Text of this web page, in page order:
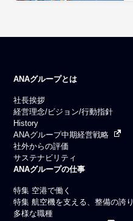
ANAグループとは
社長挨拶
経営理念/ビジョン/行動指針
History
ANAグループ中期経営戦略
社外からの評価
サステナビリティ
ANAグループの仕事
特集 空港で働く
特集 航空機を支える、整備の誇り
多様な職種